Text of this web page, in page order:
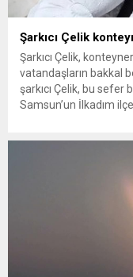
Şarkıcı Çelik
Şarkıcı Çelik,
vatandaşların bakkal
şarkıcı Çelik, bu sefer
Samsun’un İlkadım